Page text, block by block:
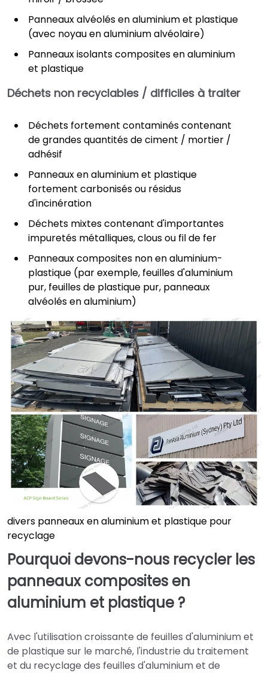
Panneaux alvéolés en aluminium et plastique
(avec noyau en aluminium alvéolaire)
Panneaux isolants composites en aluminium
et plastique
Déchets non recyclables / difficiles à traiter
Déchets fortement contaminés contenant
de grandes quantités de ciment / mortier /
adhésif
Panneaux en aluminium et plastique
fortement carbonisés ou résidus
d'incinération
Déchets mixtes contenant d'importantes
impuretés métalliques, clous ou fil de fer
Panneaux composites non en aluminium-
plastique (par exemple, feuilles d'aluminium
pur, feuilles de plastique pur, panneaux
alvéolés en aluminium)
divers panneaux en aluminium et plastique pour
recyclage
Pourquoi devons-nous recycler les
panneaux composites en
aluminium et plastique ?
Avec l'utilisation croissante de feuilles d'aluminium et
de plastique sur le marché, l'industrie du traitement
et du recyclage des feuilles d'aluminium et de